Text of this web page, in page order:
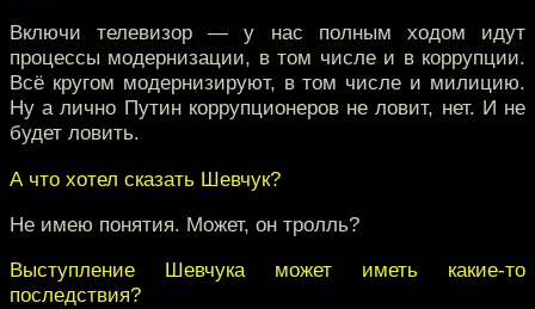
Включи телевизор — у нас полным ходом идут
процессы модернизации, в том числе и в коррупции.
Всё кругом модернизируют, в том числе и милицию.
Ну а лично Путин коррупционеров не ловит, нет. И не
будет ловить.
А что хотел сказать Шевчук?
Не имею понятия. Может, он тролль?
Выступление Шевчука может иметь какие-то
последствия?